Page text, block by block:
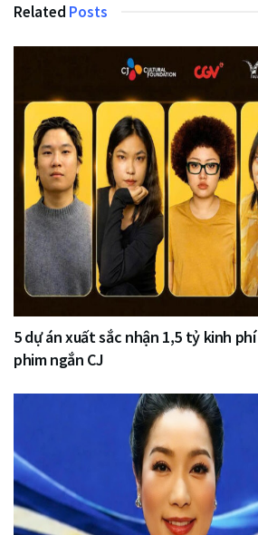
Related Posts
5 dự án xuất sắc nhận 1,5 tỷ kinh
phim ngắn CJ